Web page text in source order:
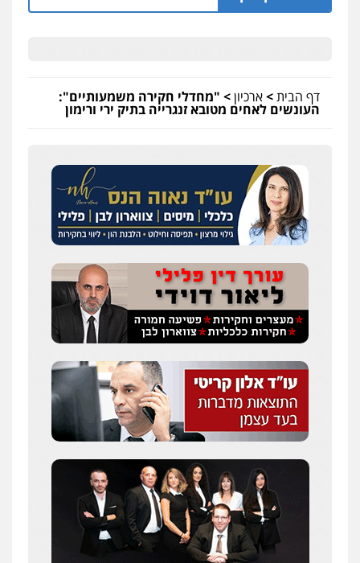
דף הבית>ארכיון> "מחדלי חקירה משמעותיים":
העונשים לאחים מטובא זנגרייה בתיק ירי ורימון